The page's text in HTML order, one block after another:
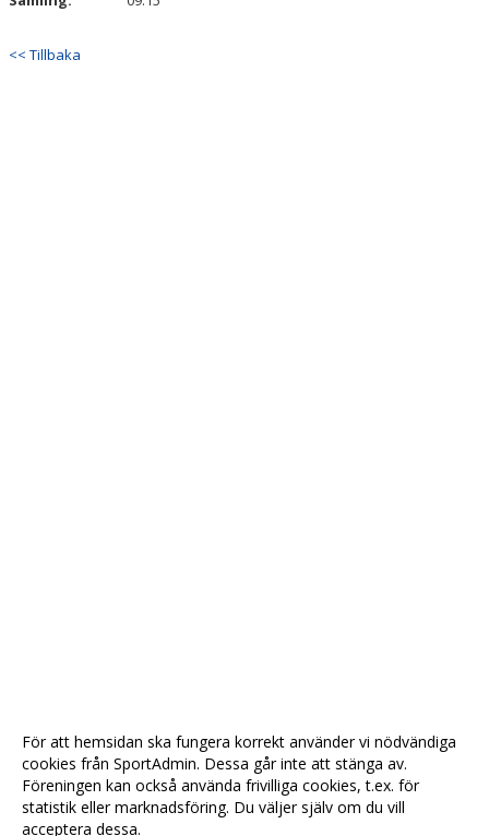
<< Tillbaka
För att hemsidan ska fungera korrekt använder vi nödvändiga
cookies från SportAdmin. Dessa går inte att stänga av.
Föreningen kan också använda frivilliga cookies, t.ex. för
statistik eller marknadsföring. Du väljer själv om du vill
acceptera dessa.